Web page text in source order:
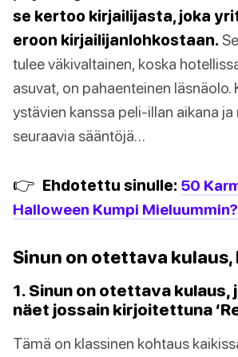
se kertoo kirjailijasta, joka
eroon kirjailijanlohkostaan.
tulee väkivaltainen, koska
asuvat, on pahaenteinen läsnäolo.
ystävien kanssa peli-illan aikana
seuraavia sääntöjä…
👉 Ehdotettu sinulle: 50
Halloween Kumpi
Sinun on otettava
1. Sinun on otettava kulaus,
näet jossain kirjoitettuna
Tämä on klassinen kohtaus